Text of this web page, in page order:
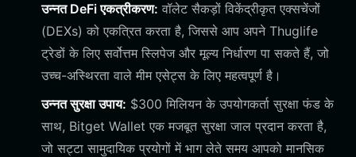
उन्नत DeFi एकत्रीकरण: वॉलेट सैकड़ों विकेंद्रीकृत एक्सचेंजों
(DEXs) को एकत्रित करता है, जिससे आप अपने Thuglife
ट्रेडों के लिए सर्वोत्तम स्लिपेज और मूल्य निर्धारण पा सकते हैं, जो
उच्च-अस्थिरता वाले मीम एसेट्स के लिए महत्वपूर्ण है।
उन्नत सुरक्षा उपाय: $300 मिलियन के उपयोगकर्ता सुरक्षा फंड के
साथ, Bitget Wallet एक मजबूत सुरक्षा जाल प्रदान करता है,
जो सट्टा सामुदायिक प्रयोगों में भाग लेते समय आपको मानसिक